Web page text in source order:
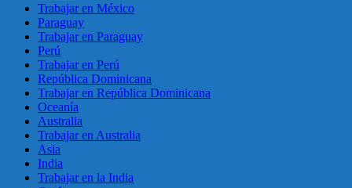
Trabajar en México
Paraguay
Trabajar en Paraguay
Perú
Trabajar en Perú
República Dominicana
Trabajar en República Dominicana
Oceanía
Australia
Trabajar en Australia
Asia
India
Trabajar en la India